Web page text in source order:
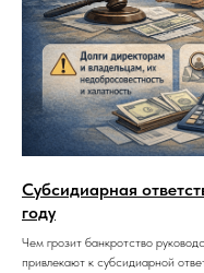
Субсидиарная
году
Чем грозит банкротство
привлекают к субсидиарной